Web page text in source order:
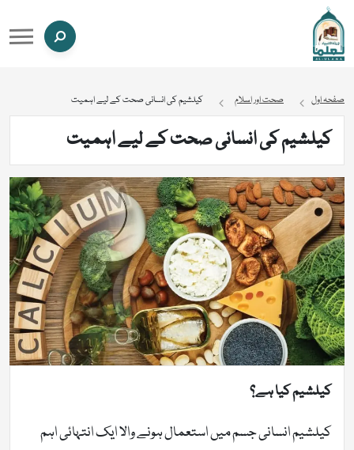
صفحہ اول صحت اور اسلام کیلشیم کی انسانی صحت کے لیے اہمیت
کیلشیم کی انسانی صحت کے لیے اہمیت
کیلشیم کیا ہے؟
کیلشیم انسانی جسم میں استعمال ہونے والا ایک انتہائی اہم